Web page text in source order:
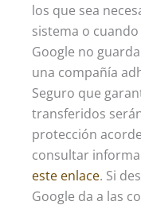
los que sea
sistema o
Google no
una compañía
Seguro que
transferidos
protección
consultar
este enlace. Si
Google da a las